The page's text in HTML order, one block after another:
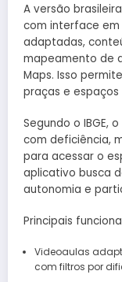
A versão
com interface em
adaptadas,
mapeamento de
Maps. Isso
praças e
Segundo o IBGE,
com deficiência,
para acessar o
aplicativo busca
autonomia e
Principais
Videoaulas
com filtros por